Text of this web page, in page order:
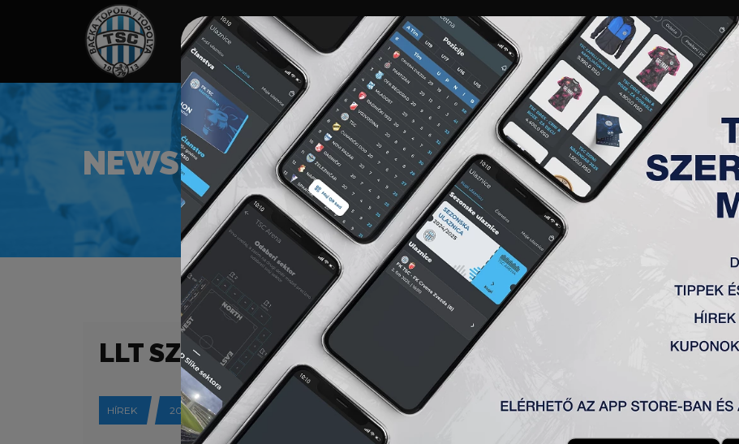
HOME TÁMOGATÓK NEWS GALÉRIA „A” CSAPAT TAGSÁG JEGYEK AKKREDITÁCIÓ KLUB AKADÉMIA NŐI
NEWS
LLT SZUPERLIGA 12. FORDULÓ
HÍREK 2019-10-23